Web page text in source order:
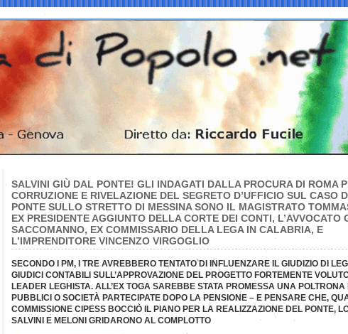
SALVINI GIÙ DAL PONTE! GLI INDAGATI DALLA PROCURA DI ROMA
CORRUZIONE E RIVELAZIONE DEL SEGRETO D’UFFICIO SUL CASO
PONTE SULLO STRETTO DI MESSINA SONO IL MAGISTRATO
EX PRESIDENTE AGGIUNTO DELLA CORTE DEI CONTI, L’AVVOCATO
SACCOMANNO, EX COMMISSARIO DELLA LEGA IN CALABRIA, E
L’IMPRENDITORE VINCENZO VIRGOGLIO
SECONDO I PM, I TRE AVREBBERO TENTATO DI INFLUENZARE IL GIUDIZIO DI
GIUDICI CONTABILI SULL’APPROVAZIONE DEL PROGETTO FORTEMENTE
LEADER LEGHISTA. ALL’EX TOGA SAREBBE STATA PROMESSA UNA POLTRONA
PUBBLICI O SOCIETÀ PARTECIPATE DOPO LA PENSIONE – E PENSARE CHE,
COMMISSIONE CIPESS BOCCIÒ IL PIANO PER LA REALIZZAZIONE DEL PONTE,
SALVINI E MELONI GRIDARONO AL COMPLOTTO